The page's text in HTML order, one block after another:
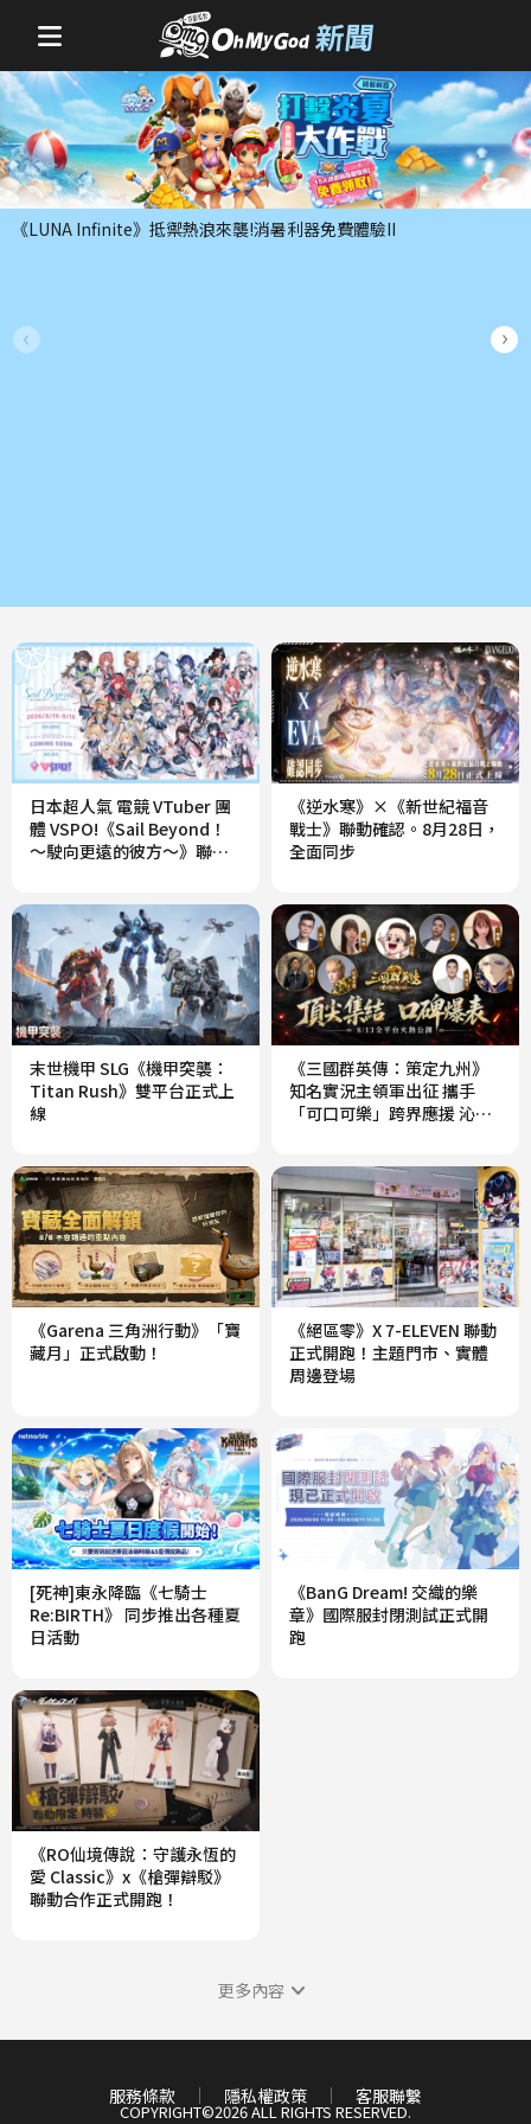
《LUNA Infinite》抵禦熱浪來襲!消暑利器免費體驗II
日本超人氣 電競 VTuber 團
體 VSPO!《Sail Beyond！
～駛向更遠的彼方～》聯動
《逆水寒》×《新世紀福音
戰士》聯動確認。8月28日，
全面同步
末世機甲 SLG《機甲突襲：
Titan Rush》雙平台正式上
線
《三國群英傳：策定九州》
知名實況主領軍出征 攜手
「可口可樂」跨界應援 沁涼
《Garena 三角洲行動》「寶
藏月」正式啟動！
《絕區零》X 7-ELEVEN 聯動
正式開跑！主題門市、實體
周邊登場
[死神]東永降臨《七騎士
Re:BIRTH》 同步推出各種夏
日活動
《BanG Dream! 交織的樂
章》國際服封閉測試正式開
跑
《RO仙境傳說：守護永恆的
愛 Classic》x《槍彈辯駁》
聯動合作正式開跑！
更多內容
輸
中…
請
勿
關
閉
窗，
免
失
敗！
Transferring
data…
Please
not
close
window
to
avoid
failure!
COPYRIGHT©2026ALL RIGHTS RESERVED.
服務條款 隱私權政策 客服聯繫